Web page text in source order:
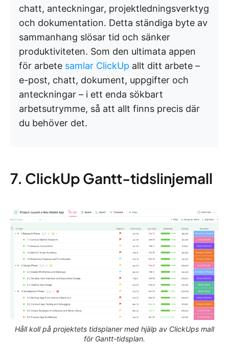
chatt, anteckningar, projektledningsverktyg
och dokumentation. Detta ständiga byte av
sammanhang slösar tid och sänker
produktiviteten. Som den ultimata appen
för arbete samlar ClickUp allt ditt arbete –
e-post, chatt, dokument, uppgifter och
anteckningar – i ett enda sökbart
arbetsutrymme, så att allt finns precis där
du behöver det.
7. ClickUp Gantt-tidslinjemall
Håll koll på projektets tidsplaner med hjälp av ClickUps mall
för Gantt-tidsplan.